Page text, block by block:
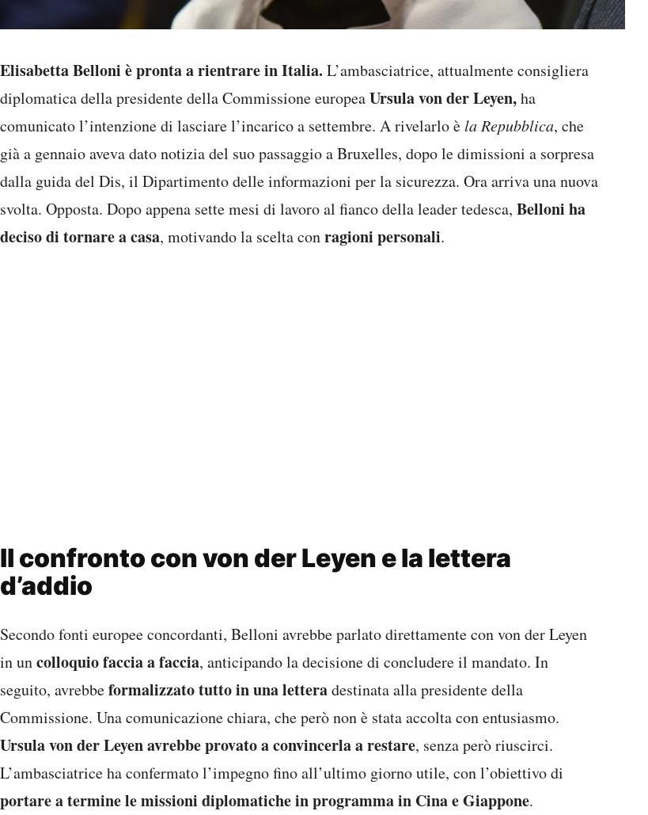
Elisabetta Belloni è pronta a rientrare in Italia. L’ambasciatrice, attualmente consigliera
diplomatica della presidente della Commissione europeaUrsula von der Leyen,ha
comunicato l’intenzione di lasciare l’incarico a settembre. A rivelarlo èla Repubblica, che
già a gennaio aveva dato notizia del suo passaggio a Bruxelles, dopo le dimissioni a sorpresa
dalla guida del Dis, il Dipartimento delle informazioni per la sicurezza. Ora arriva una nuova
svolta. Opposta. Dopo appena sette mesi di lavoro al fianco della leader tedesca, Belloni ha
deciso di tornare a casa, motivando la scelta conragioni personali.
Il confronto con von der Leyen e la lettera
d’addio
Secondo fonti europee concordanti, Belloni avrebbe parlato direttamente con von der Leyen
in uncolloquio faccia a faccia, anticipando la decisione di concludere il mandato. In
seguito, avrebbeformalizzato tutto in una letteradestinata alla presidente della
Commissione. Una comunicazione chiara, che però non è stata accolta con entusiasmo.
Ursula von der Leyen avrebbe provato a convincerla a restare, senza però riuscirci.
L’ambasciatrice ha confermato l’impegno fino all’ultimo giorno utile, con l’obiettivo di
portare a termine le missioni diplomatiche in programma in Cina e Giappone.